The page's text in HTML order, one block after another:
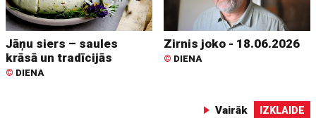
Jāņu siers – saules
krāsā un tradīcijās
© DIENA
Zirnis joko - 18.06.2026
© DIENA
Vairāk IZKLAIDE